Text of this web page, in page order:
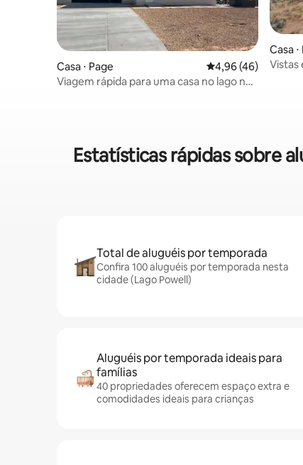
Casa ⋅ Page 4,96 de uma
4,96 (46)
Viagem rápida para uma casa no lago no
Casa ⋅
Vistas
Estatísticas rápidas sobre
Total de aluguéis por temporada
Confira 100 aluguéis por temporada nesta
cidade (Lago Powell)
Aluguéis por temporada ideais para
famílias
40 propriedades oferecem espaço extra e
comodidades ideais para crianças